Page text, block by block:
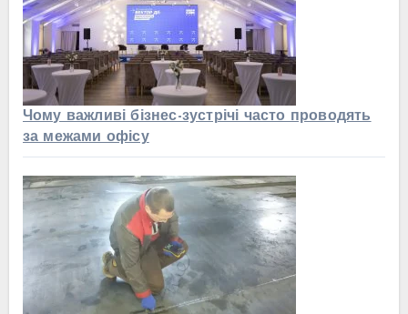
Чому важливі бізнес-зустрічі часто проводять
за межами офісу